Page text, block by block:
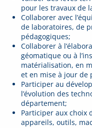
pour les travaux de
Collaborer avec
de laboratoires, de
pédagogiques;
Collaborer à
géomatique ou à
matérialisation, en
et en mise à jour de
Participer au
l’évolution des
département;
Participer aux choix
appareils, outils,